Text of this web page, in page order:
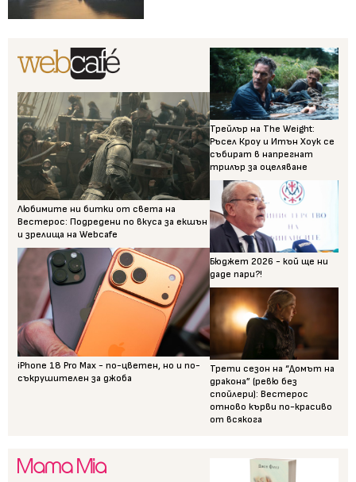
Любимите ни битки от света на
Вестерос: Подредени по вкуса за екшън
и зрелища на Webcafe
iPhone 18 Pro Max - по-цветен, но и по-
съкрушителен за джоба
Трейлър на The Weight:
Ръсел Кроу и Итън Хоук се
събират в напрегнат
трилър за оцеляване
Бюджет 2026 - кой ще ни
даде пари?!
Трети сезон на “Домът на
дракона” (ревю без
спойлери): Вестерос
отново кърви по-красиво
от всякога